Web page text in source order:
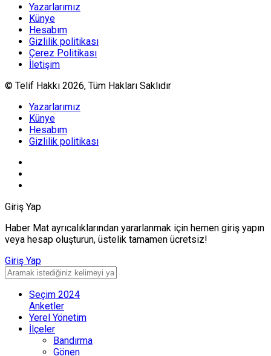
Yazarlarımız
Künye
Hesabım
Gizlilik politikası
Çerez Politikası
İletişim
© Telif Hakkı 2026, Tüm Hakları Saklıdır
Yazarlarımız
Künye
Hesabım
Gizlilik politikası
Giriş Yap
Haber Mat ayrıcalıklarından yararlanmak için hemen giriş yapın
veya hesap oluşturun, üstelik tamamen ücretsiz!
Giriş Yap
Seçim 2024
Anketler
Yerel Yönetim
İlçeler
Bandırma
Gönen